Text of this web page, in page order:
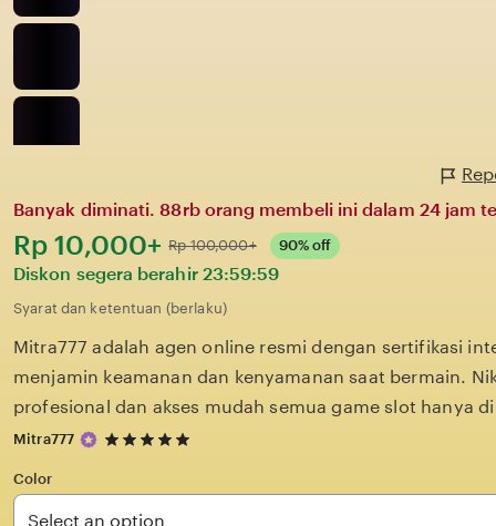
Banyak diminati. 88rb orang membeli ini dalam 24 jam
Harga:
Rp 10,000+ Normal:
Rp 100,000+ 90% off
Diskon segera berahir 23:59:59
Syarat dan ketentuan (berlaku)
Mitra777 adalah agen online resmi dengan sertifikasi
menjamin keamanan dan kenyamanan saat bermain.
profesional dan akses mudah semua game slot hanya
Mitra777
5
5
stars
Color